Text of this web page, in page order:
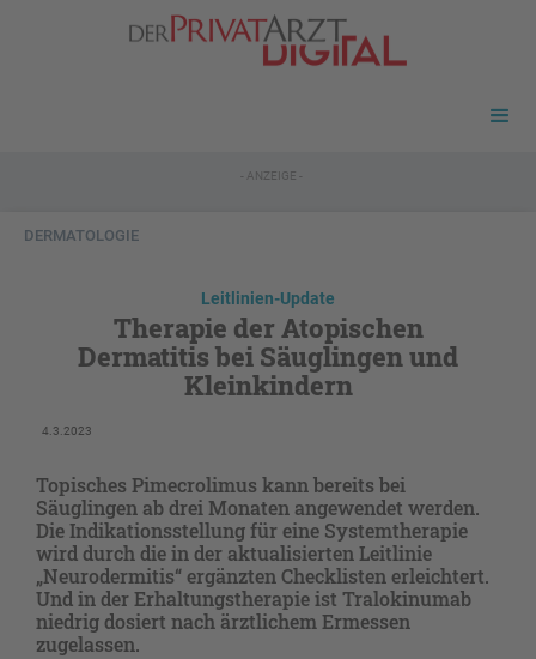
- ANZEIGE -
DERMATOLOGIE
Leitlinien-Update
Therapie der Atopischen
Dermatitis bei Säuglingen und
Kleinkindern
4.3.2023
Topisches Pimecrolimus kann bereits bei
Säuglingen ab drei Monaten angewendet werden.
Die Indikationsstellung für eine Systemtherapie
wird durch die in der aktualisierten Leitlinie
„Neurodermitis“ ergänzten Checklisten erleichtert.
Und in der Erhaltungstherapie ist Tralokinumab
niedrig dosiert nach ärztlichem Ermessen
zugelassen.